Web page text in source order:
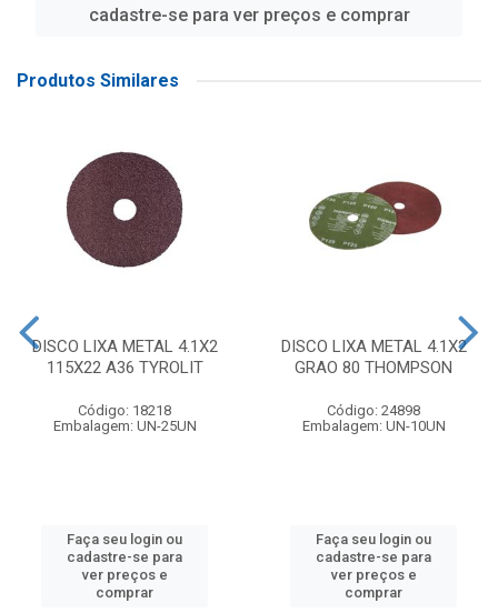
cadastre-se para ver preços e comprar
Produtos Similares
DISCO LIXA METAL 4.1X2
115X22 A36 TYROLIT
Código: 18218
Embalagem: UN-25UN
Faça seu login ou
cadastre-se para
ver preços e
comprar
DISCO LIXA METAL 4.1X2
GRAO 80 THOMPSON
Código: 24898
Embalagem: UN-10UN
Faça seu login ou
cadastre-se para
ver preços e
comprar